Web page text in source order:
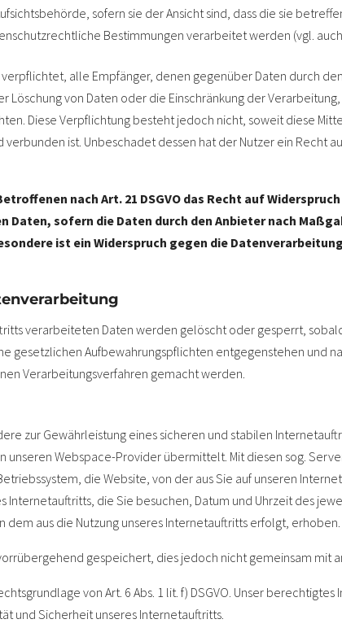
sofern sie der Ansicht sind, dass die sie
Bestimmungen verarbeitet werden (vgl. auch
verpflichtet, alle Empfänger, denen gegenüber Daten durch
Löschung von Daten oder die Einschränkung der
Diese Verpflichtung besteht jedoch nicht, soweit diese
ist. Unbeschadet dessen hat der Nutzer ein Recht
nach Art. 21 DSGVO das Recht auf
Daten, sofern die Daten durch den Anbieter nach
ist ein Widerspruch gegen die
verarbeiteten Daten werden gelöscht oder gesperrt,
gesetzlichen Aufbewahrungspflichten entgegenstehen und
Verarbeitungsverfahren gemacht werden.
zur Gewährleistung eines sicheren und stabilen
unseren Webspace-Provider übermittelt. Mit diesen sog.
die Website, von der aus Sie auf unseren
Internetauftritts, die Sie besuchen, Datum und Uhrzeit des
dem aus die Nutzung unseres Internetauftritts erfolgt, erhoben.
gespeichert, dies jedoch nicht gemeinsam mit
von Art. 6 Abs. 1 lit. f) DSGVO. Unser berechtigtes
und Sicherheit unseres Internetauftritts.